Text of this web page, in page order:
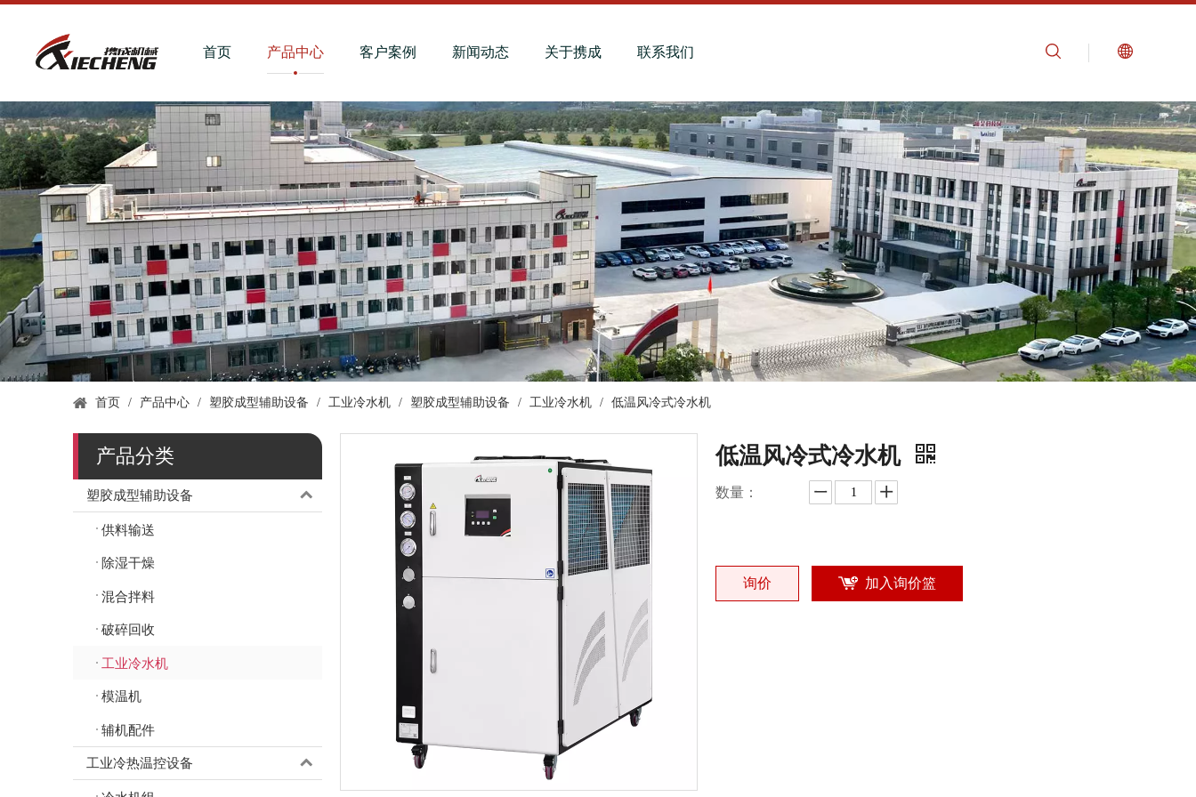
首页 产品中心 客户案例 新闻动态 关于携成 联系我们
首页 / 产品中心 / 塑胶成型辅助设备 / 工业冷水机 / 塑胶成型辅助设备 / 工业冷水机 / 低温风冷式冷水机
产品分类
塑胶成型辅助设备
供料输送
除湿干燥
混合拌料
破碎回收
工业冷水机
模温机
辅机配件
工业冷热温控设备
低温风冷式冷水机
数量：
询价 加入询价篮